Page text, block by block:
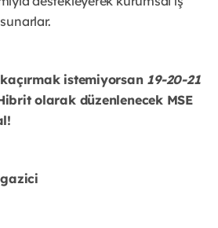
istemiyorsan 19-20-21
olarak düzenlenecek MSE